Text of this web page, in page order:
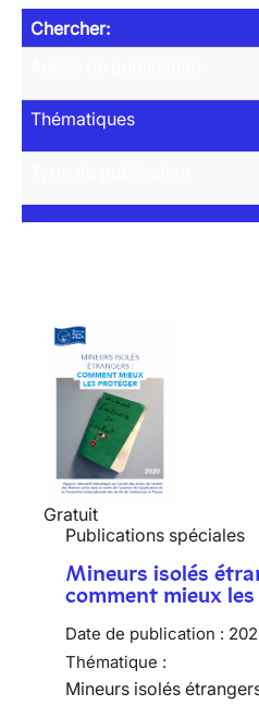
Chercher:
Thématiques
Gratuit
Publications spéciales
Mineurs isolés
comment mieux
Date de publication :
Thématique :
Mineurs isolés